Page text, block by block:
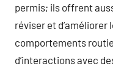
permis; ils offrent
réviser et
comportements
d’interactions avec